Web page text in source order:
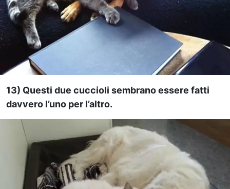
13) Questi due cuccioli sembrano essere fatti
davvero l’uno per l’altro.